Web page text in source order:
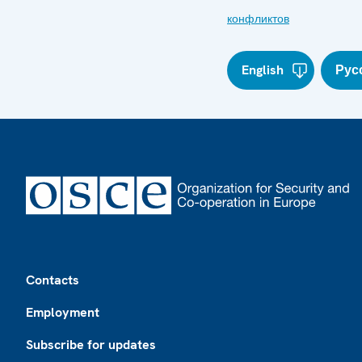
конфликтов
English
Contacts
Employment
Subscribe for updates